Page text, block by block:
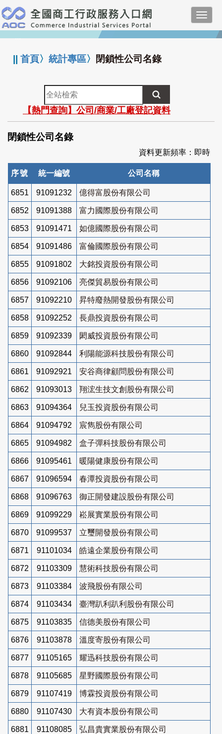
跳
到
主
要
:::
||首頁〉統計專區〉 閉鎖性公司名錄
全
站
檢
索
【熱門查詢】公司/商業/工廠登記資料
閉鎖性公司名錄
資料更新頻率：即時
序號 統一編號 公司名稱
6851 91091232 億得富股份有限公司
6852 91091388 富力國際股份有限公司
6853 91091471 如億國際股份有限公司
6854 91091486 富倫國際股份有限公司
6855 91091802 大銘投資股份有限公司
6856 91092106 亮傑貿易股份有限公司
6857 91092210 昇特廢熱開發股份有限公司
6858 91092252 長鼎投資股份有限公司
6859 91092339 閎威投資股份有限公司
6860 91092844 利陽能源科技股份有限公司
6861 91092921 安谷商律顧問股份有限公司
6862 91093013 翔浤生技文創股份有限公司
6863 91094364 兒玉投資股份有限公司
6864 91094792 宸雋股份有限公司
6865 91094982 盒子彈科技股份有限公司
6866 91095461 暖陽健康股份有限公司
6867 91096594 春潭投資股份有限公司
6868 91096763 御正開發建設股份有限公司
6869 91099229 崧展實業股份有限公司
6870 91099537 立璽開發股份有限公司
6871 91101034 皓遠企業股份有限公司
6872 91103309 慧術科技股份有限公司
6873 91103384 波飛股份有限公司
6874 91103434 臺灣趴利趴利股份有限公司
6875 91103835 信德美股份有限公司
6876 91103878 溫度寄股份有限公司
6877 91105165 耀迅科技股份有限公司
6878 91105685 星野國際股份有限公司
6879 91107419 博霖投資股份有限公司
6880 91107430 大有資本股份有限公司
6881 91108085 弘昌貴實業股份有限公司